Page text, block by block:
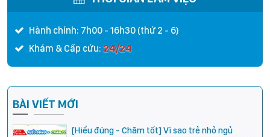
Hành chính: 7h00 - 16h30 (thứ 2 - 6)
Khám & Cấp cứu: 24/24
BÀI VIẾT MỚI
[Hiểu đúng - Chăm tốt] Vì sao trẻ nhỏ ngủ